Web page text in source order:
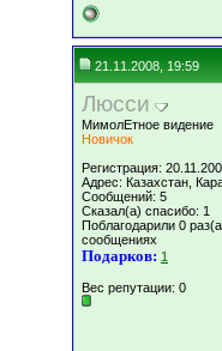
21.11.2008, 19:59
Люсси
МимолЕтное видение
Новичок
Регистрация:
Адрес: Казахстан,
Сообщений: 5
Сказал(а) спасибо: 1
Поблагодарили 0
сообщениях
Подарков: 1
Вес репутации: 0